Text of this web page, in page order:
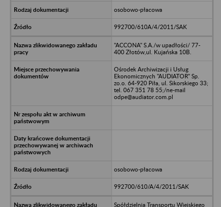
osobowo-płacowa
992700/610A/4/2011/SAK
"ACCONA" S.A./w upadłości/ 77-
400 Złotów,ul. Kujańska 10B.
Ośrodek Archiwizacji i Usług
Ekonomicznych "AUDIATOR" Sp.
zo.o. 64-920 Piła, ul. Sikorskiego 33;
tel. 067 351 78 55;/ne-mail
odpe@audiator.com.pl
osobowo-płacowa
992700/610/A/4/2011/SAK
Spółdzielnia Transportu Wiejskiego